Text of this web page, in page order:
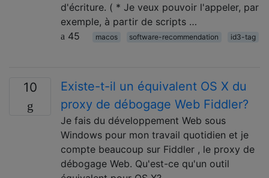
d'écriture. ( * Je veux pouvoir l'appeler, par
exemple, à partir de scripts …
45
macos software-recommendation id3-tag
10
Existe-t-il un équivalent OS X du
proxy de débogage Web Fiddler?
Je fais du développement Web sous
Windows pour mon travail quotidien et je
compte beaucoup sur Fiddler , le proxy de
débogage Web. Qu'est-ce qu'un outil